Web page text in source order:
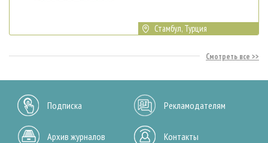
Стамбул, Турция
Смотреть все
Подписка Рекламодателям
Архив журналов Контакты